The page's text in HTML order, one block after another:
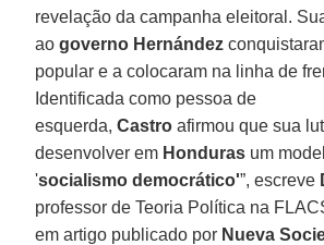
revelação da campanha eleitoral.
aogoverno Hernández
popular e a colocaram na linha de
Identificada como pessoa de
esquerda,Castro afirmou que sua
desenvolver em Honduras um
'socialismo democrático'”, escreve
professor de Teoria Política na
em artigo publicado por Nueva